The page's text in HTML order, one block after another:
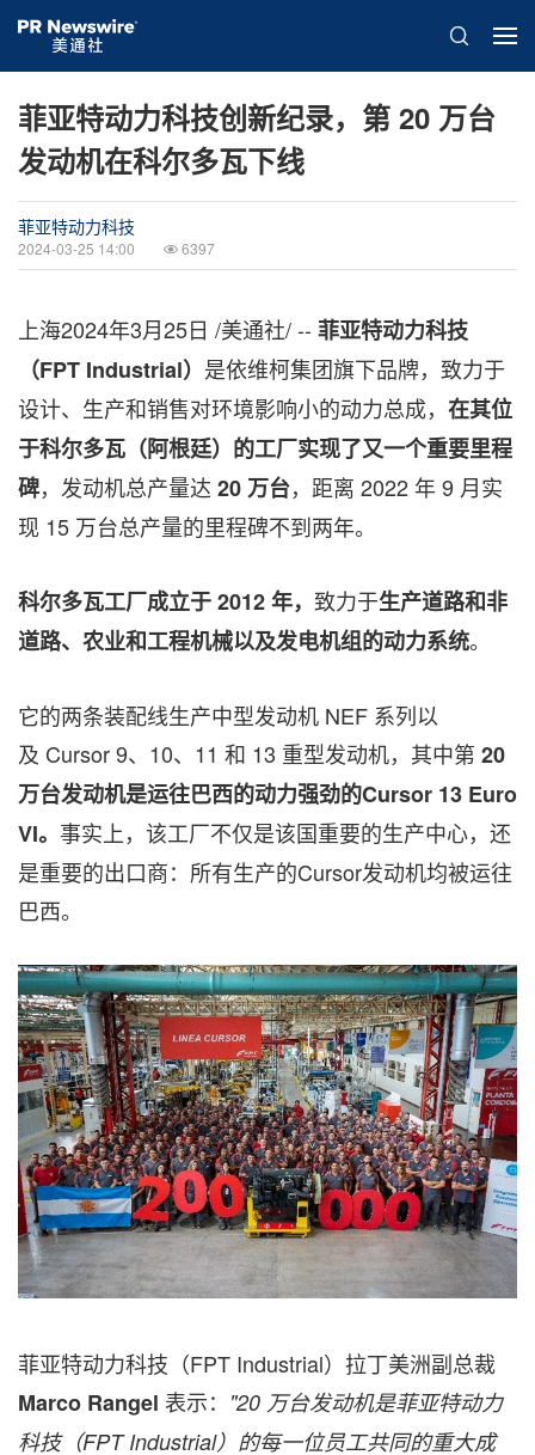
菲亚特动力科技创新纪录，第 20 万台
发动机在科尔多瓦下线
菲亚特动力科技
2024-03-25 14:00 6397
上海2024年3月25日 /美通社/ -- 菲亚特动力科技
（FPT Industrial） 是依维柯集团旗下品牌，致力于
设计、生产和销售对环境影响小的动力总成， 在其位
于科尔多瓦（阿根廷）的工厂实现了又一个重要里程
碑，发动机总产量达 20万台，距离 2022 年 9 月实
现 15 万台总产量的里程碑不到两年。
科尔多瓦工厂成立于2012年， 致力于生产道路和非
道路、农业和工程机械以及发电机组的动力系统。
它的两条装配线生产中型发动机 NEF 系列以
及 Cursor 9、10、11 和 13 重型发动机，其中第 20
万台发动机是运往巴西的动力强劲的Cursor 13 Euro
VI。 事实上，该工厂不仅是该国重要的生产中心，还
是重要的出口商：所有生产的Cursor发动机均被运往
巴西。
菲亚特动力科技（FPT Industrial）拉丁美洲副总裁
Marco Rangel 表示： "20 万台发动机是菲亚特动力
科技（FPT Industrial）的每一位员工共同的重大成